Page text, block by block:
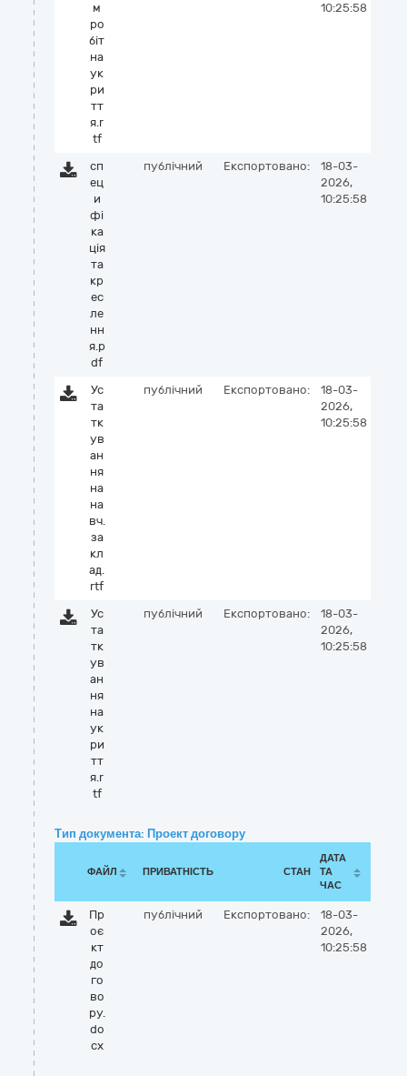
м
ро
біт
на
ук
ри
тт
я.r
tf
10:25:58
сп
ец
и
фі
ка
ція
та
кр
ес
ле
нн
я.p
df
публічний Експортовано:
18-03-
2026,
10:25:58
Ус
та
тк
ув
ан
ня
на
на
вч.
за
кл
ад.
rtf
публічний Експортовано:
18-03-
2026,
10:25:58
Ус
та
тк
ув
ан
ня
на
ук
ри
тт
я.r
tf
публічний Експортовано:
18-03-
2026,
10:25:58
Тип документа: Проект договору
ФАЙЛ ПРИВАТНІСТЬ СТАН
ДАТА
ТА
ЧАС
Пр
оє
кт
до
го
во
ру.
do
cx
публічний Експортовано:
18-03-
2026,
10:25:58